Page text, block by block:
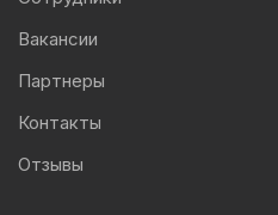
Вакансии
Партнеры
Контакты
Отзывы